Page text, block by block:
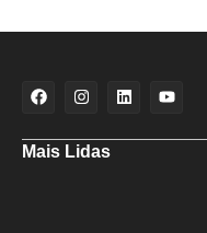
Mais Lidas